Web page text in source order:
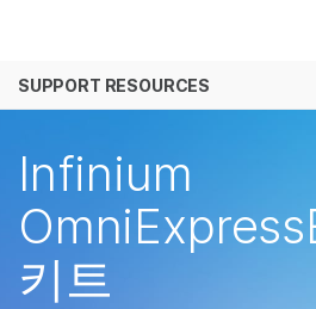
솔루션
회사
지원
SUPPORT RESOURCES
Infinium
키트
보다 관련성이 높은 콘텐츠
습니다. 주요 관심 분야를 선
암 연구
미생물학 연구
농업유전체학 연구
복합 질환 연구